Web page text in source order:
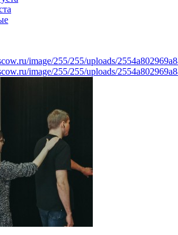
image/255/255/uploads/
image/255/255/uploads/